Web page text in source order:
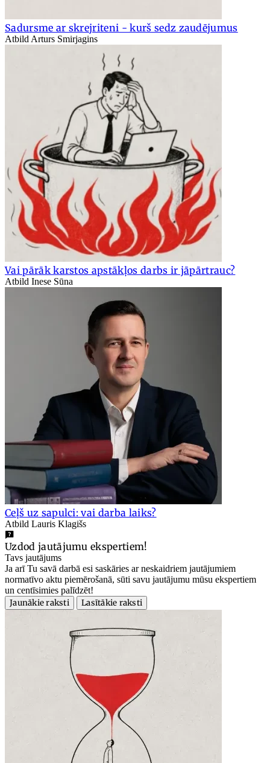
Sadursme ar skrejriteni - kurš sedz zaudējumus
Atbild Arturs Smirjagins
Vai pārāk karstos apstākļos darbs ir jāpārtrauc?
Atbild Inese Sūna
Ceļš uz sapulci: vai darba laiks?
Atbild Lauris Klagišs
Uzdod jautājumu ekspertiem!
Tavs jautājums
Ja arī Tu savā darbā esi saskāries ar neskaidriem jautājumiem
normatīvo aktu piemērošanā, sūti savu jautājumu mūsu ekspertiem
un centīsimies palīdzēt!
Jaunākie raksti
Lasītākie raksti